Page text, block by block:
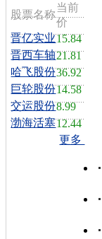
股票名称
当前
价
晋亿实业15.84
晋西车轴21.81
哈飞股份36.92
巨轮股份14.58
交运股份8.99
渤海活塞12.44
更多